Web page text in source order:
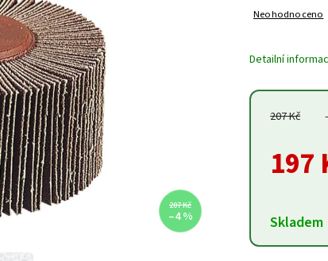
207 Kč
–4 %
207 Kč
197
Skladem
Neohodnoceno
Detailní